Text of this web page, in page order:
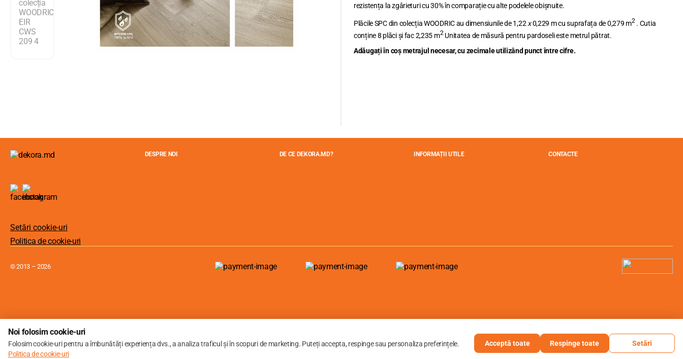
rezistența la zgârieturi cu 30% în comparație cu alte podelele obișnuite.
Plăcile SPC din colecția WOODRIC au dimensiunile de 1,22 x0,229 m cu suprafața de 0,279 m2
. Cutia
conține 8 plăci și fac 2,235 m2Unitatea de măsură pentru pardoseli este metrul pătrat.
Adăugați în coș metrajul necesar, cu zecimale utilizând punct între cifre.
DESPRE NOI DE CE DEKORA.MD? INFORMAȚII UTILE CONTACTE
Setări cookie-uri
Politica de cookie-uri
© 2013 – 2026
Noi folosim cookie-uri
Folosim cookie-uri pentru a îmbunătăți experiența dvs., a analiza traficul și în scopuri de marketing. Puteți accepta, respinge sau personaliza preferințele.
Politica de cookie-uri
Acceptă toate Respinge toate Setări